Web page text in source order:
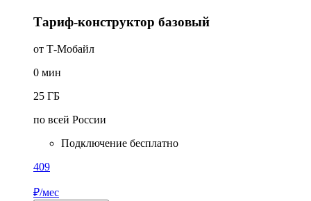
Тариф-конструктор базовый
от Т-Мобайл
0 мин
25 ГБ
по всей России
Подключение бесплатно
409
₽/мес